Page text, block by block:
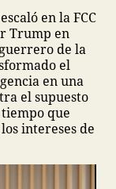
en la FCC
Trump en
de la
el
en una
el supuesto
que
intereses de